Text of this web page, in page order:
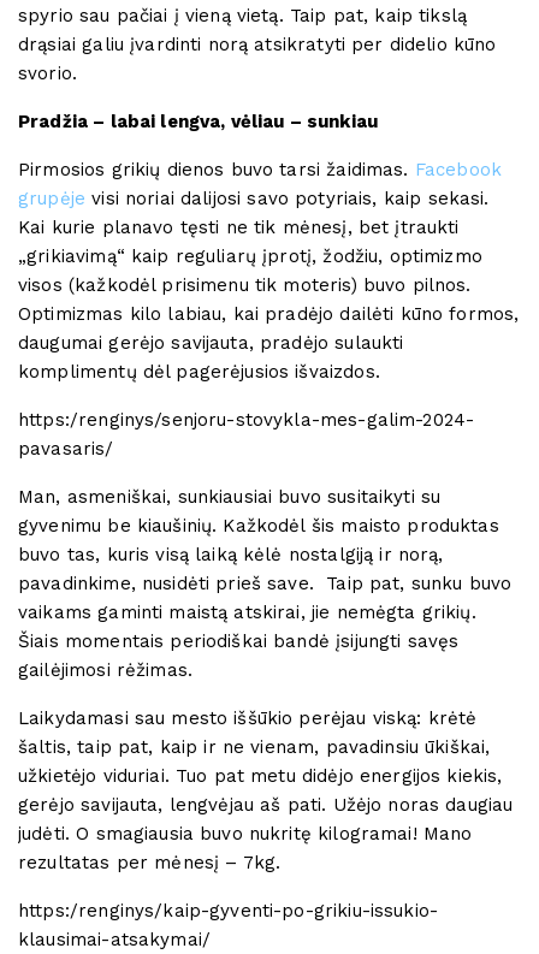
spyrio sau pačiai į vieną vietą. Taip pat, kaip tikslą
drąsiai galiu įvardinti norą atsikratyti per didelio kūno
svorio.
Pradžia – labai lengva, vėliau – sunkiau
Pirmosios grikių dienos buvo tarsi žaidimas. Facebook
grupėje visi noriai dalijosi savo potyriais, kaip sekasi.
Kai kurie planavo tęsti ne tik mėnesį, bet įtraukti
„grikiavimą“ kaip reguliarų įprotį, žodžiu, optimizmo
visos (kažkodėl prisimenu tik moteris) buvo pilnos.
Optimizmas kilo labiau, kai pradėjo dailėti kūno formos,
daugumai gerėjo savijauta, pradėjo sulaukti
komplimentų dėl pagerėjusios išvaizdos.
https:/renginys/senjoru-stovykla-mes-galim-2024-
pavasaris/
Man, asmeniškai, sunkiausiai buvo susitaikyti su
gyvenimu be kiaušinių. Kažkodėl šis maisto produktas
buvo tas, kuris visą laiką kėlė nostalgiją ir norą,
pavadinkime, nusidėti prieš save. Taip pat, sunku buvo
vaikams gaminti maistą atskirai, jie nemėgta grikių.
Šiais momentais periodiškai bandė įsijungti savęs
gailėjimosi rėžimas.
Laikydamasi sau mesto iššūkio perėjau viską: krėtė
šaltis, taip pat, kaip ir ne vienam, pavadinsiu ūkiškai,
užkietėjo viduriai. Tuo pat metu didėjo energijos kiekis,
gerėjo savijauta, lengvėjau aš pati. Užėjo noras daugiau
judėti. O smagiausia buvo nukritę kilogramai! Mano
rezultatas per mėnesį – 7kg.
https:/renginys/kaip-gyventi-po-grikiu-issukio-
klausimai-atsakymai/